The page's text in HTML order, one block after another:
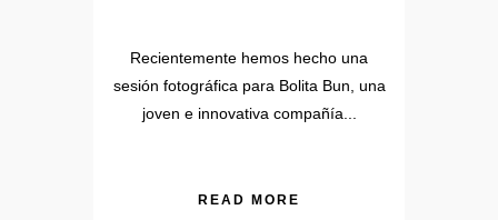
Recientemente hemos hecho una
sesión fotográfica para Bolita Bun, una
joven e innovativa compañía...
READ MORE